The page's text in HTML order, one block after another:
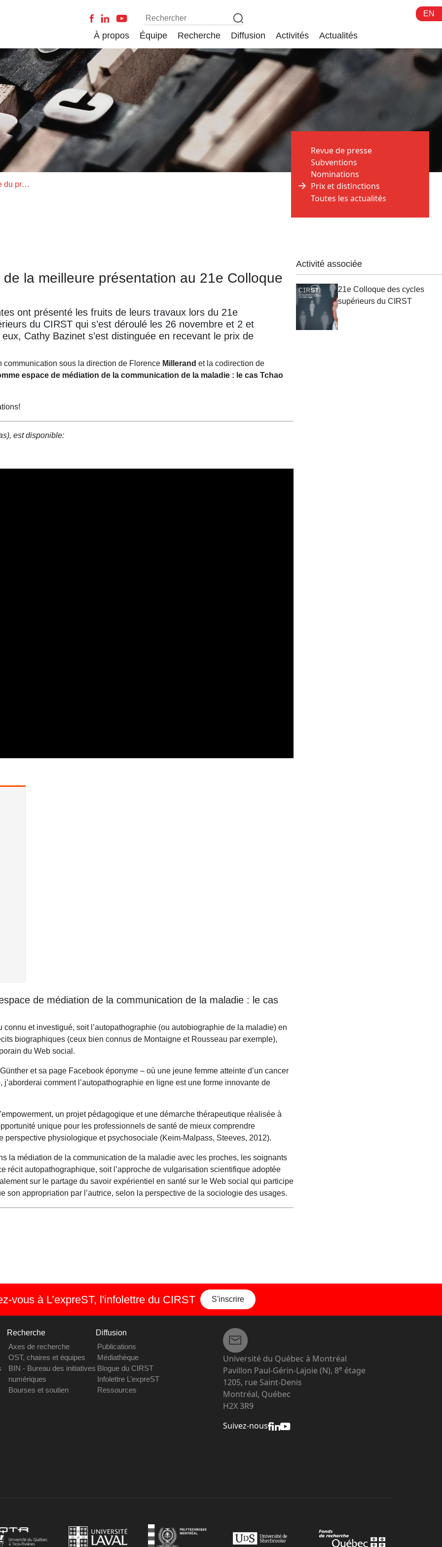
EN
À propos Équipe Recherche Diffusion Activités Actualités
Cathy Bazinet, récipiendaire du prix de la meilleure présentation au 21e Colloque des cycles supérieurs du CIRST
Revue de presse
Subventions
Nominations
Prix et distinctions
Toutes les actualités
la meilleure présentation au 21e Colloque
ont présenté les fruits de leurs travaux lors du 21e
du CIRST qui s’est déroulé les 26 novembre et 2 et
Cathy Bazinet s’est distinguée en recevant le prix de
communication sous la direction de Florence Millerand et la codirection de
espace de médiation de la communication de la maladie : le cas Tchao
est disponible:
de médiation de la communication de la maladie : le cas
et investigué, soit l’autopathographie (ou autobiographie de la maladie) en
biographiques (ceux bien connus de Montaigne et Rousseau par exemple),
du Web social.
et sa page Facebook éponyme – où une jeune femme atteinte d’un cancer
comment l’autopathographie en ligne est une forme innovante de
un projet pédagogique et une démarche thérapeutique réalisée à
unique pour les professionnels de santé de mieux comprendre
perspective physiologique et psychosociale (Keim-Malpass, Steeves, 2012).
la médiation de la communication de la maladie avec les proches, les soignants
récit autopathographique, soit l’approche de vulgarisation scientifique adoptée
sur le partage du savoir expérientiel en santé sur le Web social qui participe
son appropriation par l’autrice, selon la perspective de la sociologie des usages.
Activité associée
21e Colloque des cycles
supérieurs du CIRST
vous à L’expreST, l'infolettre du CIRST S'inscrire
Recherche
Axes de recherche
OST, chaires et équipes
BIN - Bureau des initiatives
numériques
Bourses et soutien
Diffusion
Publications
Médiathèque
Blogue du CIRST
Infolettre L’expreST
Ressources
Université du Québec à Montréal
Pavillon Paul-Gérin-Lajoie (N), 8e étage
1205, rue Saint-Denis
Montréal, Québec
H2X 3R9
Suivez-nous